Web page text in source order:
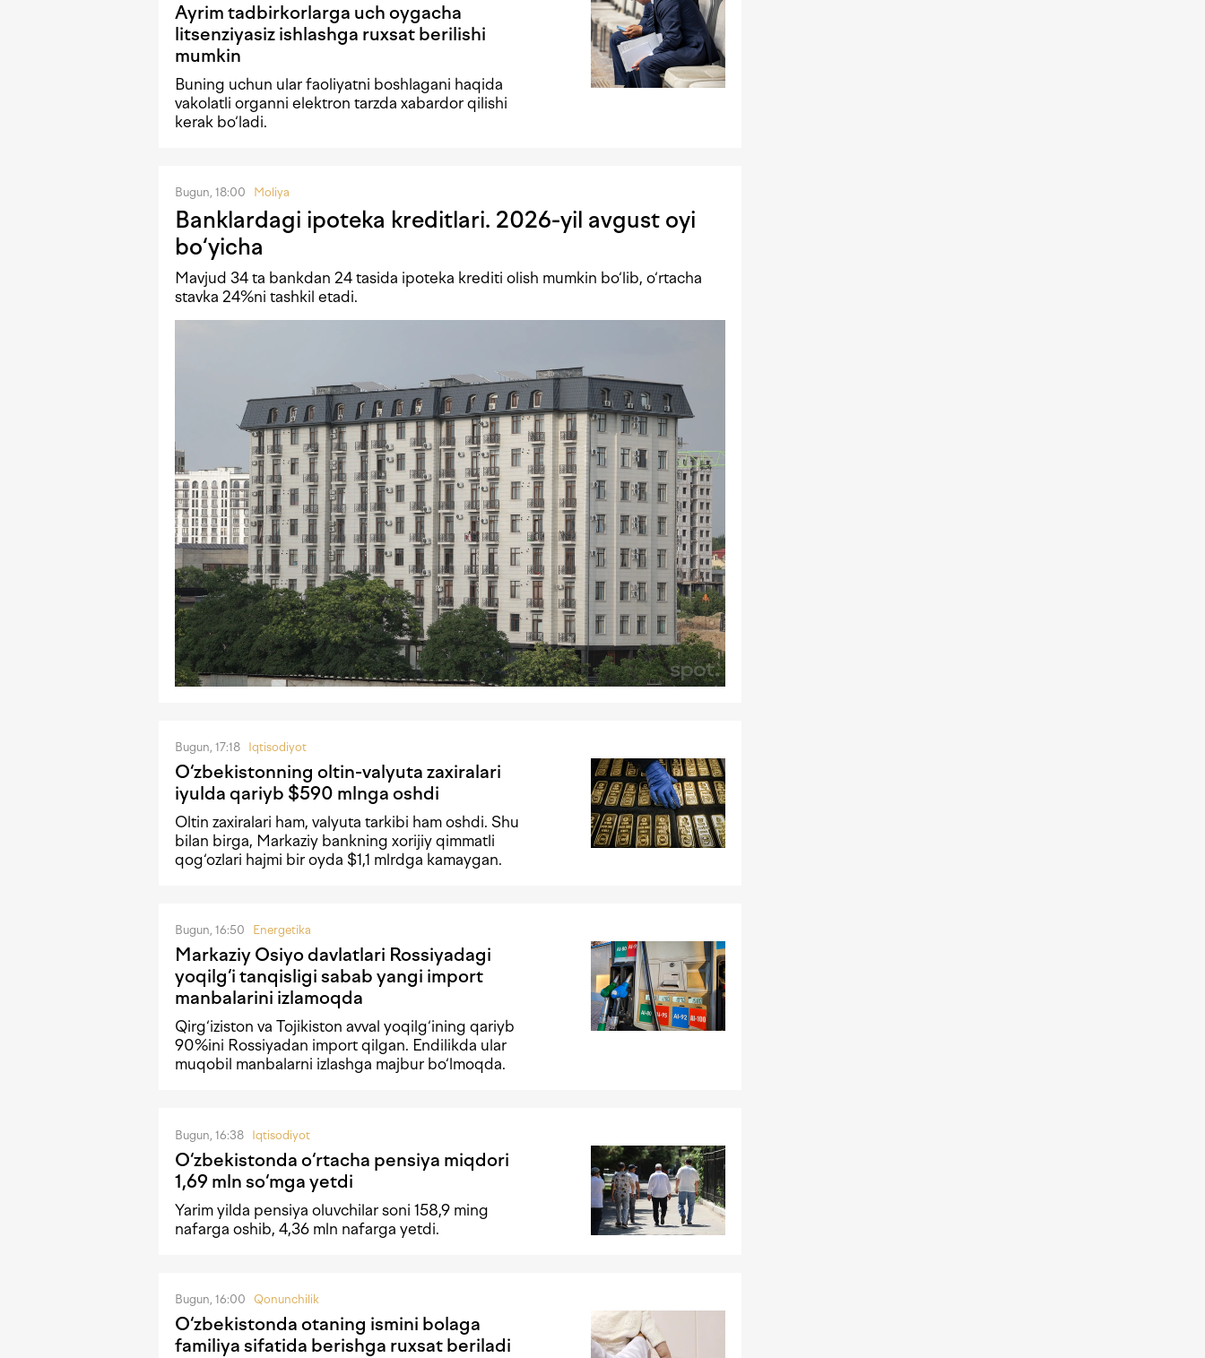
Ayrim tadbirkorlarga uch oygacha
litsenziyasiz ishlashga ruxsat berilishi
mumkin
Buning uchun ular faoliyatni boshlagani haqida
vakolatli organni elektron tarzda xabardor qilishi
kerak bo‘ladi.
Bugun, 18:00 Moliya
Banklardagi ipoteka kreditlari. 2026-yil avgust oyi
bo‘yicha
Mavjud 34 ta bankdan 24 tasida ipoteka krediti olish mumkin bo‘lib, o‘rtacha
stavka 24%ni tashkil etadi.
Bugun, 17:18 Iqtisodiyot
O‘zbekistonning oltin-valyuta zaxiralari
iyulda qariyb $590 mlnga oshdi
Oltin zaxiralari ham, valyuta tarkibi ham oshdi. Shu
bilan birga, Markaziy bankning xorijiy qimmatli
qog‘ozlari hajmi bir oyda $1,1 mlrdga kamaygan.
Bugun, 16:50 Energetika
Markaziy Osiyo davlatlari Rossiyadagi
yoqilg‘i tanqisligi sabab yangi import
manbalarini izlamoqda
Qirg‘iziston va Tojikiston avval yoqilg‘ining qariyb
90%ini Rossiyadan import qilgan. Endilikda ular
muqobil manbalarni izlashga majbur bo‘lmoqda.
Bugun, 16:38 Iqtisodiyot
O‘zbekistonda o‘rtacha pensiya miqdori
1,69 mln so‘mga yetdi
Yarim yilda pensiya oluvchilar soni 158,9 ming
nafarga oshib, 4,36 mln nafarga yetdi.
Bugun, 16:00 Qonunchilik
O‘zbekistonda otaning ismini bolaga
familiya sifatida berishga ruxsat beriladi